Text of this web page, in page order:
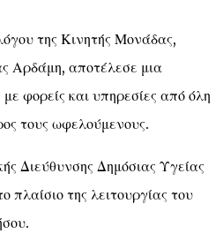
της Κινητής Μονάδας,
Αρδάμη, αποτέλεσε μια
φορείς και υπηρεσίες από όλη
τους ωφελούμενους.
Διεύθυνσης Δημόσιας Υγείας
πλαίσιο της λειτουργίας του